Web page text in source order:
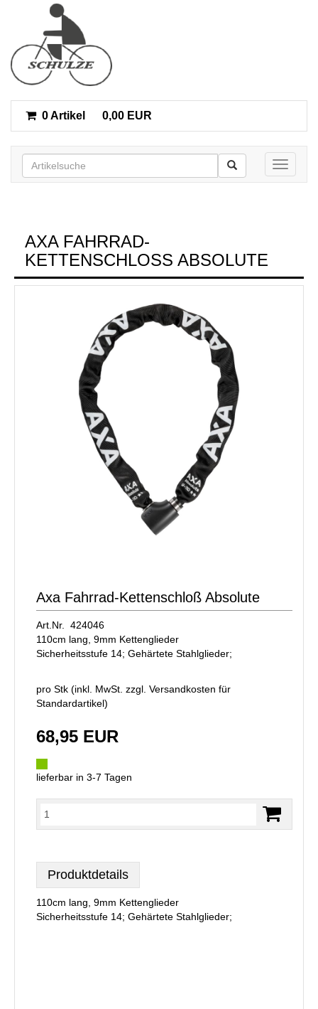
0 Artikel 0,00 EUR
Toggle
AXA FAHRRAD-
KETTENSCHLOSS ABSOLUTE
Axa Fahrrad-Kettenschloß Absolute
Art.Nr. 424046
110cm lang, 9mm Kettenglieder
Sicherheitsstufe 14; Gehärtete Stahlglieder;
pro Stk (inkl. MwSt. zzgl. Versandkosten für
Standardartikel)
68,95 EUR
lieferbar in 3-7 Tagen
Produktdetails
110cm lang, 9mm Kettenglieder
Sicherheitsstufe 14; Gehärtete Stahlglieder;